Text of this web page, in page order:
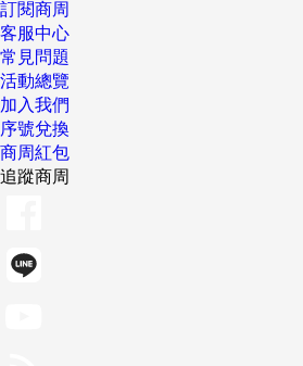
訂閱商周
客服中心
常見問題
活動總覽
加入我們
序號兌換
商周紅包
追蹤商周